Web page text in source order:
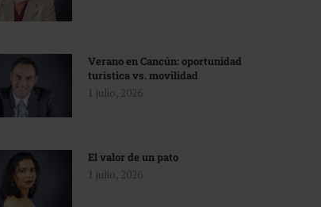
Verano en Cancún: oportunidad
turística vs. movilidad
1 julio, 2026
El valor de un pato
1 julio, 2026